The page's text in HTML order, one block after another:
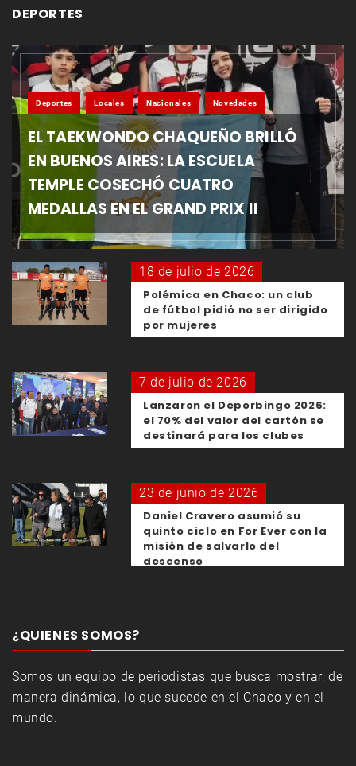
DEPORTES
Deportes Locales Nacionales Novedades
EL TAEKWONDO CHAQUEÑO BRILLÓ
EN BUENOS AIRES: LA ESCUELA
TEMPLE COSECHÓ CUATRO
MEDALLAS EN EL GRAND PRIX II
18 de julio de 2026
Polémica en Chaco: un club
de fútbol pidió no ser dirigido
por mujeres
7 de julio de 2026
Lanzaron el Deporbingo 2026:
el 70% del valor del cartón se
destinará para los clubes
23 de junio de 2026
Daniel Cravero asumió su
quinto ciclo en For Ever con la
misión de salvarlo del
descenso
¿QUIENES SOMOS?
Somos un equipo de periodistas que busca mostrar, de
manera dinámica, lo que sucede en el Chaco y en el
mundo.